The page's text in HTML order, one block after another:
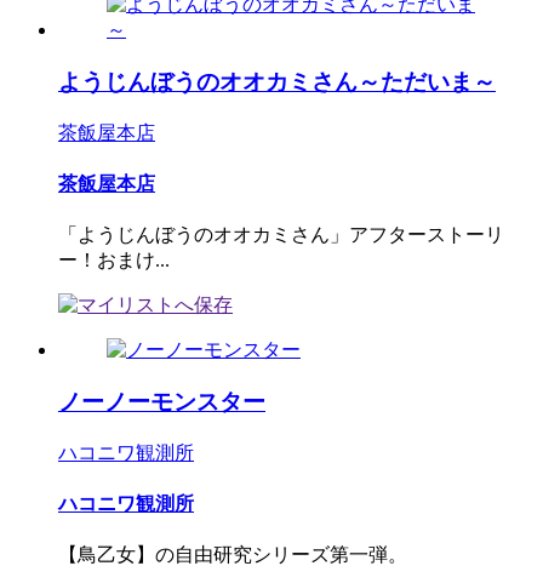
ようじんぼうのオオカミさん～ただいま～
茶飯屋本店
茶飯屋本店
「ようじんぼうのオオカミさん」アフターストーリ
ー！おまけ...
ノーノーモンスター
ハコニワ観測所
ハコニワ観測所
【鳥乙女】の自由研究シリーズ第一弾。